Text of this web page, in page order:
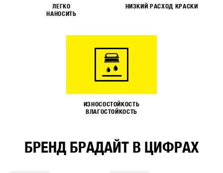
ЛЕГКО
НАНОСИТЬ
НИЗКИЙ РАСХОД КРАСКИ
ИЗНОСОСТОЙКОСТЬ
ВЛАГОСТОЙКОСТЬ
БРЕНД БРАДАЙТ В ЦИФРАХ